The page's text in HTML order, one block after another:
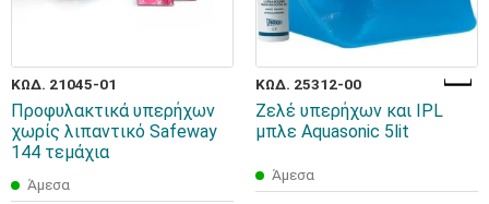
ΚΩΔ. 21045-01
Προφυλακτικά υπερήχων
χωρίς λιπαντικό Safeway
144 τεμάχια
Άμεσα
ΚΩΔ. 25312-00
Ζελέ υπερήχων και IPL
μπλε Aquasonic 5lit
Άμεσα